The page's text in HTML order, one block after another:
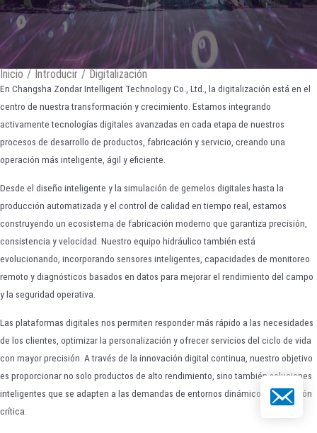
Inicio / Introducir / Digitalización
En Changsha Zondar Intelligent Technology Co., Ltd., la digitalización está en el
centro de nuestra transformación y crecimiento. Estamos integrando
activamente tecnologías digitales avanzadas en cada etapa de nuestros
procesos de desarrollo de productos, fabricación y servicio, creando una
operación más inteligente, ágil y eficiente.
Desde el diseño inteligente y la simulación de gemelos digitales hasta la
producción automatizada y el control de calidad en tiempo real, estamos
construyendo un ecosistema de fabricación moderno que garantiza precisión,
consistencia y velocidad. Nuestro equipo hidráulico también está
evolucionando, incorporando sensores inteligentes, capacidades de monitoreo
remoto y diagnósticos basados en datos para mejorar el rendimiento del campo
y la seguridad operativa.
Las plataformas digitales nos permiten responder más rápido a las necesidades
de los clientes, optimizar la personalización y ofrecer servicios del ciclo de vida
con mayor precisión. A través de la innovación digital continua, nuestro objetivo
es proporcionar no solo productos de alto rendimiento, sino también soluciones
inteligentes que se adapten a las demandas de entornos dinámicos y de misión
crítica.
Correo